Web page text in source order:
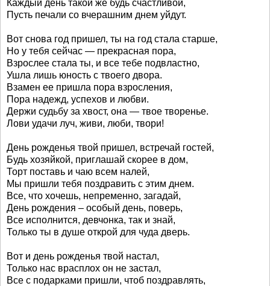
Каждый день такой же будь счастливой,
Пусть печали со вчерашним днем уйдут.
Вот снова год пришел, ты на год стала старше,
Hо у тебя сейчас — прекрасная пора,
Взрослее стала ты, и все тебе подвластно,
Ушла лишь юность с твоего двора.
Взамен ее пришла пора взросления,
Пора надежд, успехов и любви.
Держи судьбу за хвост, она — твое творенье.
Лови удачи луч, живи, люби, твори!
День рожденья твой пришел, встречай гостей,
Будь хозяйкой, приглашай скорее в дом,
Торт поставь и чаю всем налей,
Мы пришли тебя поздравить с этим днем.
Все, что хочешь, непременно, загадай,
День рождения – особый день, поверь,
Все исполнится, девчонка, так и знай,
Только ты в душе открой для чуда дверь.
Вот и день рожденья твой настал,
Только нас врасплох он не застал,
Все с подарками пришли, чтоб поздравлять,